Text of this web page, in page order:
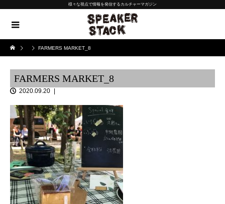
様々な視点で情報を発信するカルチャーマガジン
FARMERS MARKET_8
FARMERS MARKET_8
2020.09.20